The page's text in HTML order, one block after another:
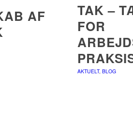
AF
TAK –
FOR
AKTUELT,BLOG